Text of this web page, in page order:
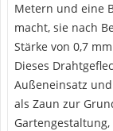
Metern und eine
macht, sie nach
Stärke von 0,7
Dieses
Außeneinsatz
als Zaun zur